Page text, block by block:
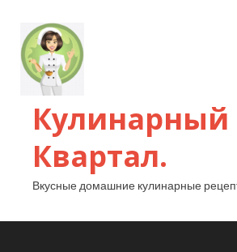
Кулинарный
Квартал.
Вкусные домашние кулинарные